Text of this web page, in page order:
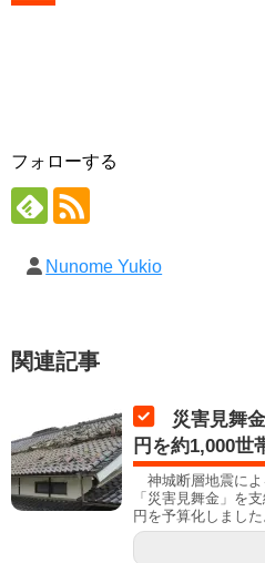
フォローする
Nunome Yukio
関連記事
災害見舞
円を約1,000世
神城断層地震によ
「災害見舞金」を
円を予算化しまし